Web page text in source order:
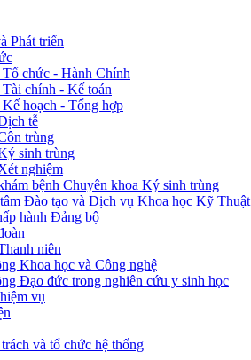
Phát triển
Tổ chức - Hành Chính
Tài chính - Kế toán
Kế hoạch - Tổng hợp
tễ
trùng
sinh trùng
nghiệm
bệnh Chuyên khoa Ký sinh trùng
Đào tạo và Dịch vụ Khoa học Kỹ Thuật
hành Đảng bộ
niên
Khoa học và Công nghệ
Đạo đức trong nghiên cứu y sinh học
vụ
và tổ chức hệ thống